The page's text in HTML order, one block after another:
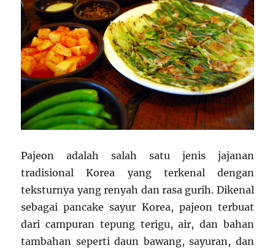
Pajeon adalah salah satu jenis jajanan
tradisional Korea yang terkenal dengan
teksturnya yang renyah dan rasa gurih. Dikenal
sebagai pancake sayur Korea, pajeon terbuat
dari campuran tepung terigu, air, dan bahan
tambahan seperti daun bawang, sayuran, dan